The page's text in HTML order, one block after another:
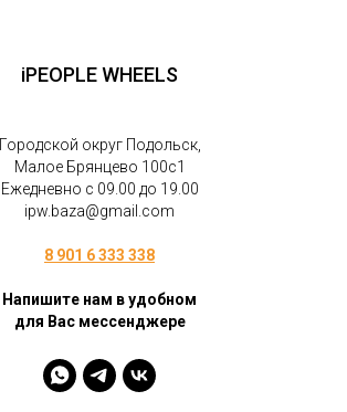
iPEOPLE WHEELS
Городской округ Подольск,
Малое Брянцево 100с1
Ежедневно с 09.00 до 19.00
ipw.baza@gmail.com
8 901 6 333 338
Напишите нам в удобном
для Вас мессенджере